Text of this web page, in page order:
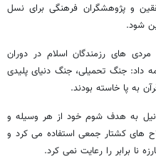
و پژوهشگران فرهنگی برای نسل
شود.
مردی های رزمندگان اسلام در دوران
داد: جنگ تحمیلی، جنگ دنیای پلیدی
به پا خاسته بودند.
به هدف شوم خود از هر وسیله و
های کشتار جمعی استفاده می کرد و
نا برابر را رعایت نمی کرد.